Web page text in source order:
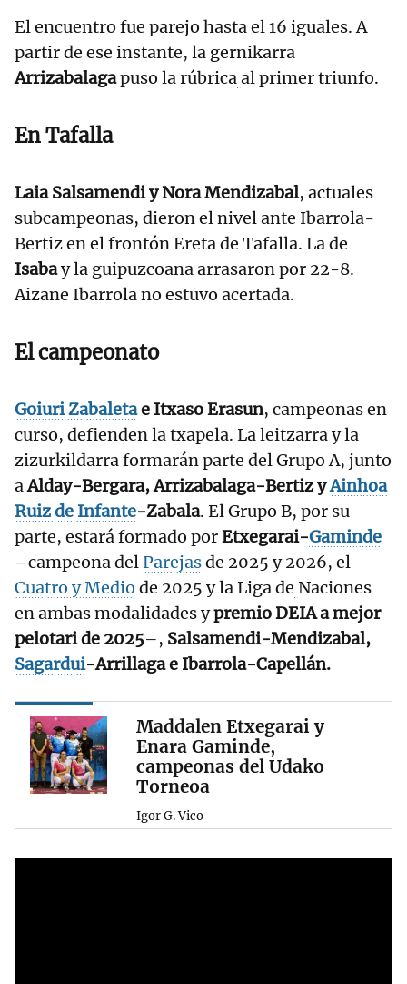
El encuentro fue parejo hasta el 16 iguales. A
partir de ese instante, la gernikarra
Arrizabalagapuso la rúbricaal primer triunfo.
En Tafalla
Laia Salsamendi y Nora Mendizabal, actuales
subcampeonas, dieron el nivel ante Ibarrola-
Bertiz en el frontón Ereta de Tafalla. La de
Isabay la guipuzcoana arrasaron por 22-8.
Aizane Ibarrola no estuvo acertada.
El campeonato
Goiuri Zabaletae Itxaso Erasun, campeonas en
curso, defienden la txapela. La leitzarra y la
zizurkildarra formarán parte del Grupo A, junto
aAlday-Bergara, Arrizabalaga-Bertiz yAinhoa
Ruiz de Infante-Zabala. El Grupo B, por su
parte, estará formado porEtxegarai-Gaminde
–campeona delParejasde 2025 y 2026, el
Cuatro y Medio de 2025 y la Liga de Naciones
en ambas modalidades ypremio DEIA a mejor
pelotari de 2025–, Salsamendi-Mendizabal,
Sagardui-Arrillaga e Ibarrola-Capellán.
Maddalen Etxegarai y
Enara Gaminde,
campeonas del Udako
Torneoa
Igor G. Vico